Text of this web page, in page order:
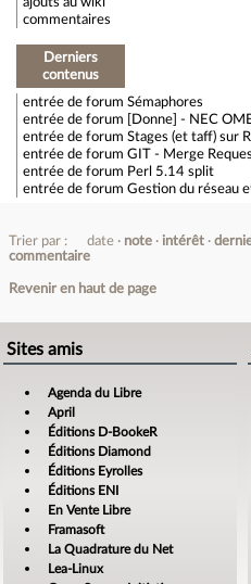
commentaires
Derniers
contenus
entrée de forum Sémaphores
entrée de forum
[Donne] - NEC
entrée de forum Stages (et taff) sur
entrée de forum GIT - Merge
entrée de forum Perl 5.14 split
entrée de forum Gestion du réseau
Trier par : date note intérêt
commentaire
Revenir en haut de page
Sites amis
Agenda du Libre
April
Éditions D-BookeR
Éditions Diamond
Éditions Eyrolles
Éditions ENI
En Vente Libre
Framasoft
La Quadrature du Net
Lea-Linux